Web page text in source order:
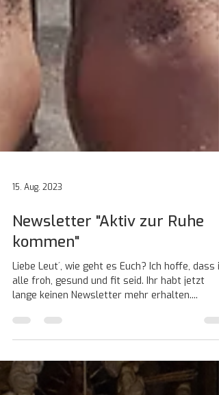
15. Aug. 2023
Newsletter "Aktiv zur Ruhe
kommen"
alle froh, gesund und fit seid. Ihr habt jetzt
lange keinen Newsletter mehr erhalten....